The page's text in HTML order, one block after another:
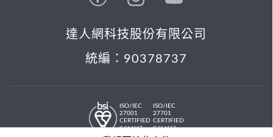
達人網科技股份有限公司
統編：90378737
ISO/IEC
27001
CERTIFIED
IS 814197
ISO/IEC
27701
CERTIFIED
IS 814197